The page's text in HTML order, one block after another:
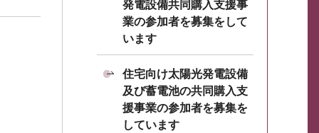
発電設備共同購入支援事
業の参加者を募集をして
います
住宅向け太陽光発電設備
及び蓄電池の共同購入支
援事業の参加者を募集を
しています